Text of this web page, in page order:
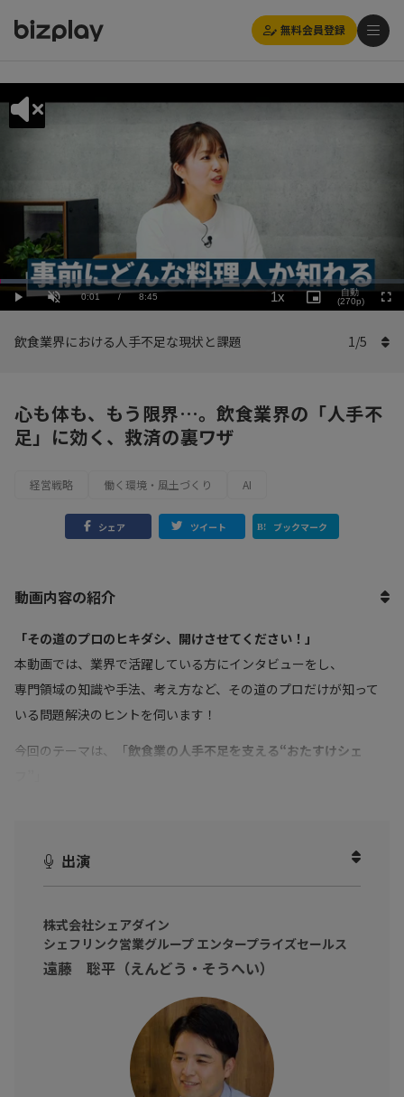
無料会員登録
Play UnmuteCurrent
0:01 / Duration
8:45
Loaded:
6.86%
1x
Playback
Rate
Picture-
in-
自動
(270p)
飲食業界における人手不足な現状と課題 1/5
心も体も、もう限界…。飲食業界の「人手不
足」に効く、救済の裏ワザ
経営戦略 働く環境・風土づくり AI
シェア ツイート ブックマーク
動画内容の紹介
「その道のプロのヒキダシ、開けさせてください！」
本動画では、業界で活躍している方にインタビューをし、
専門領域の知識や手法、考え方など、その道のプロだけが知って
いる問題解決のヒントを伺います！
今回のテーマは、「飲食業の人手不足を支える“おたすけシェ
「予約を断らざるを得ない」「休業に追い込まれる」といった機
会損失が生まれ、現場や経営への影響が深刻化しています。
本動画では、遠藤 聡平氏（株式会社シェアダイン シェフリンク営
業グループ エンタープライズセールス）をお招きし、登録シェフ2
万人以上を擁するサービス「シェフリンク」についてお話を伺い
和食・洋食・中華・寿司・パティシエなど幅広いジャンルに対応
し、最短即日での手配や、3時間からの利用を可能にしています。
急な欠員や繁忙期の対応、マッチングの仕組み、導入後の現場の
出演
株式会社シェアダイン
シェフリンク営業グループ エンタープライズセールス
遠藤 聡平（えんどう・そうへい）